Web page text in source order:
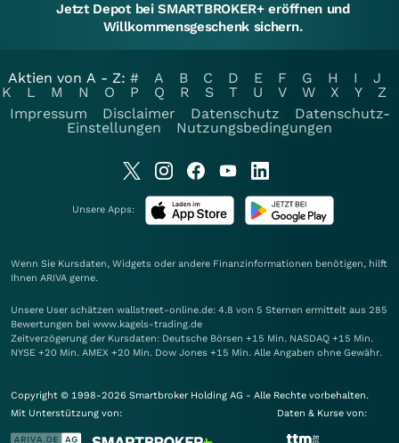
Jetzt Depot bei SMARTBROKER+ eröffnen und
Willkommensgeschenk sichern.
Aktien von A - Z: # A B C D E F G H I
J
K
L M N O P Q R S T U V W X Y
Z
Impressum
Disclaimer Datenschutz
Datenschutz-
Einstellungen
Nutzungsbedingungen
Unsere Apps:
Wenn Sie Kursdaten, Widgets oder andere Finanzinformationen benötigen, hilft
Ihnen ARIVA gerne.
Unsere User schätzen wallstreet-online.de: 4.8 von 5 Sternen ermittelt aus 285
Bewertungen bei www.kagels-trading.de
Zeitverzögerung der Kursdaten: Deutsche Börsen +15 Min. NASDAQ +15 Min.
NYSE +20 Min. AMEX +20 Min. Dow Jones +15 Min. Alle Angaben ohne Gewähr.
Copyright © 1998-2026 Smartbroker Holding AG - Alle Rechte vorbehalten.
Mit Unterstützung von:
Daten & Kurse von: